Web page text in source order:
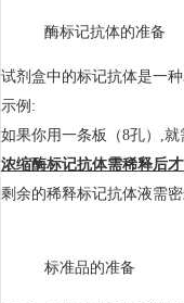
酶标记抗体的准备
试剂盒中的标记抗体是一
示例:
如果你用一条板（8孔）,
浓缩酶标记抗体需稀释后
剩余的稀释标记抗体液需
标准品的准备